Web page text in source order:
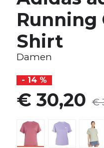
Running
Shirt
Damen
- 14 %
€ 30,20 €